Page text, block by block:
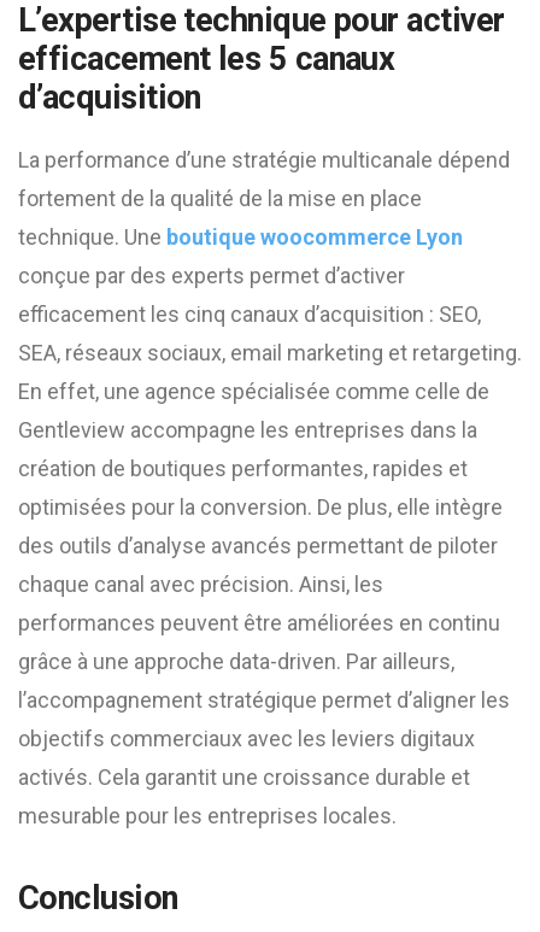
L’expertise technique pour activer
efficacement les 5 canaux
d’acquisition
La performance d’une stratégie multicanale dépend
fortement de la qualité de la mise en place
technique. Une boutique woocommerce Lyon
conçue par des experts permet d’activer
efficacement les cinq canaux d’acquisition : SEO,
SEA, réseaux sociaux, email marketing et retargeting.
En effet, une agence spécialisée comme celle de
Gentleview accompagne les entreprises dans la
création de boutiques performantes, rapides et
optimisées pour la conversion. De plus, elle intègre
des outils d’analyse avancés permettant de piloter
chaque canal avec précision. Ainsi, les
performances peuvent être améliorées en continu
grâce à une approche data-driven. Par ailleurs,
l’accompagnement stratégique permet d’aligner les
objectifs commerciaux avec les leviers digitaux
activés. Cela garantit une croissance durable et
mesurable pour les entreprises locales.
Conclusion